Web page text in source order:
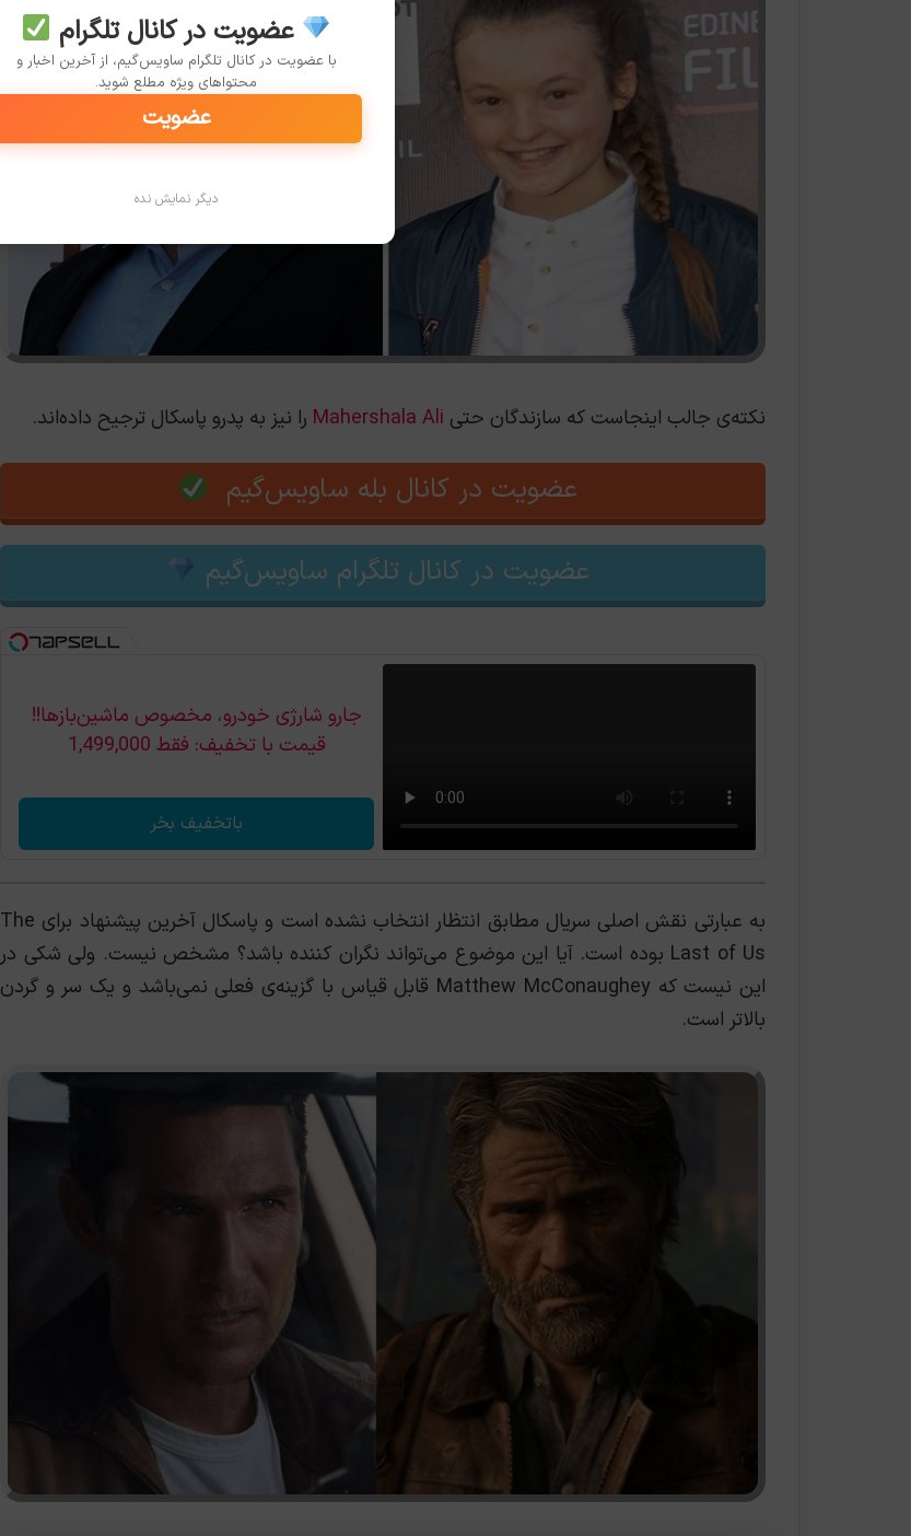
نکته‌ی جالب اینجاست که سازندگان حتی Mahershala Ali را نیز به پدرو پاسکال ترجیح داده‌اند.
عضویت در کانال بله ساویس‌گیم
عضویت در کانال تلگرام ساویس‌گیم
جارو شارژی خودرو، مخصوص ماشین‌باز‌ها!!
قیمت با تخفیف: فقط 1,499,000
باتخفیف بخر
به عبارتی نقش اصلی سریال مطابق انتظار انتخاب نشده است و پاسکال آخرین پیشنهاد برای The
Last of Us بوده است. آیا این موضوع می‌تواند نگران کننده باشد؟ مشخص نیست. ولی شکی در
این نیست که Matthew McConaughey قابل قیاس با گزینه‌ی فعلی نمی‌باشد و یک سر و گردن
بالاتر است.
عضویت در کانال تلگرام
با عضویت در کانال تلگرام ساویس‌گیم، از آخرین اخبار و
محتواهای ویژه مطلع شوید.
عضویت
دیگر نمایش نده